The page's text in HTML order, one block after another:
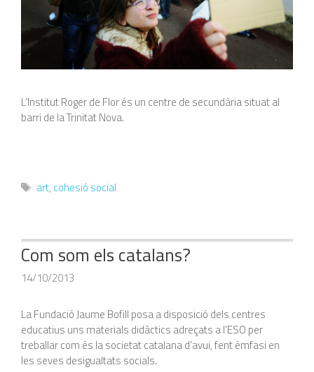
L’Institut Roger de Flor és un centre de secundària situat al
barri de la Trinitat Nova.
Etiquetes
art, cohesió social
Com som els catalans?
14/10/2013
La Fundació Jaume Bofill posa a disposició dels centres
educatius uns materials didàctics adreçats a l’ESO per
treballar com és la societat catalana d’avui, fent èmfasi en
les seves desigualtats socials.